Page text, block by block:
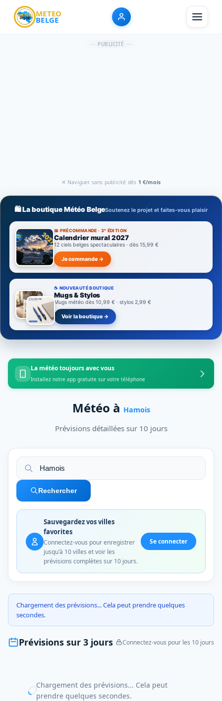
METEO
BELGE
PUBLICITÉ
✕ Naviguer sans publicité dès 1 €/mois
🛍️ La boutique Météo BelgeSoutenez le projet et faites-vous plaisir
📅 PRÉCOMMANDE · 3ᵉ ÉDITION
Calendrier mural 2027
12 ciels belges spectaculaires · dès 15,99 €
Je commande →
☕ NOUVEAUTÉ BOUTIQUE
Mugs & Stylos
Mugs météo dès 10,99 € · stylos 2,99 €
Voir la boutique →
La météo toujours avec vous
Installez notre app gratuite sur votre téléphone
Météo à Hamois
Prévisions détaillées sur 10 jours
Rechercher
Sauvegardez vos villes
favorites
Connectez-vous pour enregistrer
jusqu'à 10 villes et voir les
prévisions complètes sur 10 jours.
Se connecter
Chargement des prévisions... Cela peut prendre quelques
secondes.
Prévisions sur 3 jours Connectez-vous pour les 10 jours
Chargement des prévisions... Cela peut
prendre quelques secondes.